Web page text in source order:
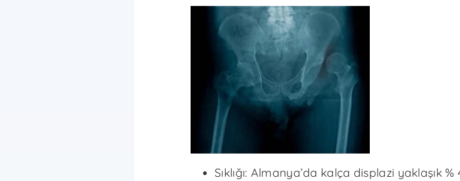
Sıklığı: Almanya’da kalça displazi yaklaşık %